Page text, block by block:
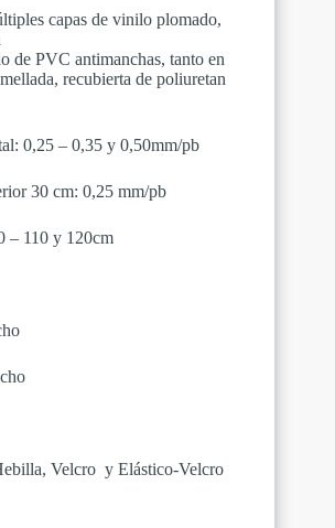
capas de vinilo plomado,
de PVC antimanchas, tanto en
recubierta de poliuretan
0,25 – 0,35 y 0,50mm/pb
30 cm: 0,25 mm/pb
– 110 y 120cm
Velcro y Elástico-Velcro